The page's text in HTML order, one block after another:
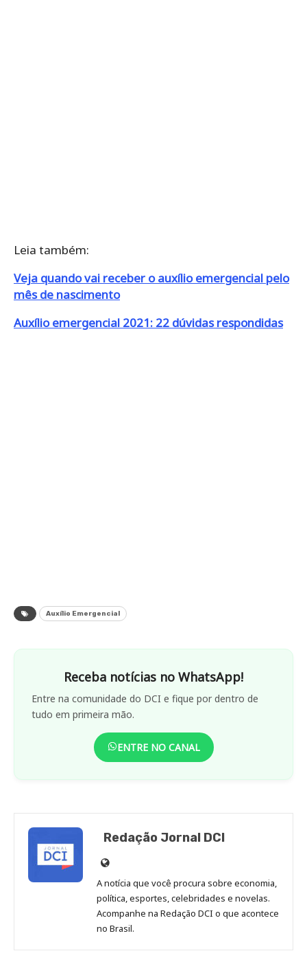
Leia também:
Veja quando vai receber o auxílio emergencial pelo
mês de nascimento
Auxílio emergencial 2021: 22 dúvidas respondidas
Auxílio Emergencial
Receba notícias no WhatsApp!
Entre na comunidade do DCI e fique por dentro de
tudo em primeira mão.
ENTRE NO CANAL
Redação Jornal DCI
Site
de
Redação
Jornal
DCI
A notícia que você procura sobre economia,
política, esportes, celebridades e novelas.
Acompanhe na Redação DCI o que acontece
no Brasil.